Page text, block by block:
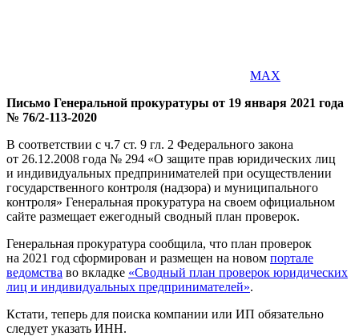
MAX
Письмо Генеральной прокуратуры от 19 января 2021 года
№ 76/2-113-2020
В соответствии с ч.7 ст. 9 гл. 2 Федерального закона
от 26.12.2008 года № 294 «О защите прав юридических лиц
и индивидуальных предпринимателей при осуществлении
государственного контроля (надзора) и муниципального
контроля» Генеральная прокуратура на своем официальном
сайте размещает ежегодный сводный план проверок.
Генеральная прокуратура сообщила, что план проверок
на 2021 год сформирован и размещен на новом портале
ведомства во вкладке «Сводный план проверок юридических
лиц и индивидуальных предпринимателей».
Кстати, теперь для поиска компании или ИП обязательно
следует указать ИНН.